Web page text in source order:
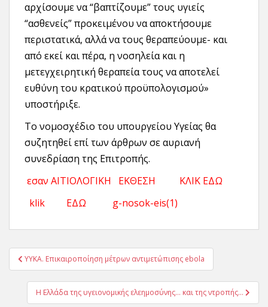
αρχίσουμε να “βαπτίζουμε” τους υγιείς
“ασθενείς” προκειμένου να αποκτήσουμε
περιστατικά, αλλά να τους θεραπεύουμε- και
από εκεί και πέρα, η νοσηλεία και η
μετεγχειρητική θεραπεία τους να αποτελεί
ευθύνη του κρατικού προϋπολογισμού»
υποστήριξε.
Το νομοσχέδιο του υπουργείου Υγείας θα
συζητηθεί επί των άρθρων σε αυριανή
συνεδρίαση της Επιτροπής.
εσαν ΑΙΤΙΟΛΟΓΙΚΗ ΕΚΘΕΣΗ ΚΛΙΚ ΕΔΩ
klik ΕΔΩ g-nosok-eis(1)
Πλοήγηση
άρθρων
ΥΥΚΑ. Επικαιροποίηση μέτρων αντιμετώπισης ebola
Η Eλλάδα της υγειονομικής ελεημοσύνης… και της ντροπής…